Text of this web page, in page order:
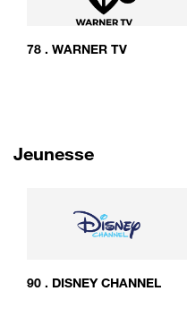
78 . WARNER TV
Jeunesse
90 . DISNEY CHANNEL